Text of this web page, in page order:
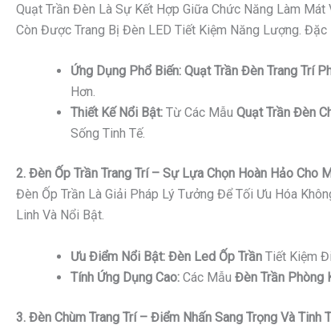
Quạt Trần Đèn Là Sự Kết Hợp Giữa Chức Năng Làm
Còn Được Trang Bị Đèn LED Tiết Kiệm Năng Lượng. Đặc
Ứng Dụng Phổ Biến: Quạt Trần Đèn Trang Trí
Hơn.
Thiết Kế Nổi Bật: Từ Các Mẫu Quạt Trần Đèn
Sống Tinh Tế.
2. Đèn Ốp Trần Trang Trí – Sự Lựa Chọn Hoàn Hảo Cho
Đèn Ốp Trần Là Giải Pháp Lý Tưởng Để Tối Ưu Hóa
Linh Và Nổi Bật.
Ưu Điểm Nổi Bật: Đèn Led Ốp Trần Tiết Kiệm
Tính Ứng Dụng Cao: Các Mẫu Đèn Trần Phòng
3. Đèn Chùm Trang Trí – Điểm Nhấn Sang Trọng Và Tinh